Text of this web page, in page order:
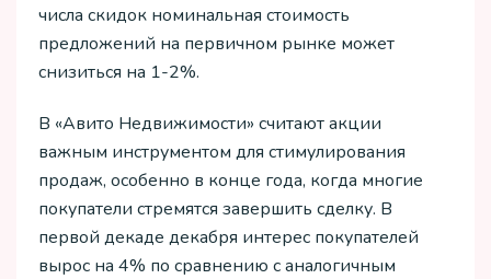
числа скидок номинальная стоимость
предложений на первичном рынке может
снизиться на 1-2%.
В «Авито Недвижимости» считают акции
важным инструментом для стимулирования
продаж, особенно в конце года, когда многие
покупатели стремятся завершить сделку. В
первой декаде декабря интерес покупателей
вырос на 4% по сравнению с аналогичным